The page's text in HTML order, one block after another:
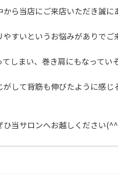
ら当店にご来店いただき誠に
すいというお悩みがありでご
しまい、巻き肩にもなってい
して背筋も伸びたように感
ひ当サロンへお越しください